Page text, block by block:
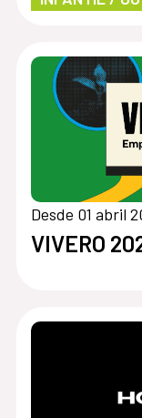
Desde 01 abril
VIVERO